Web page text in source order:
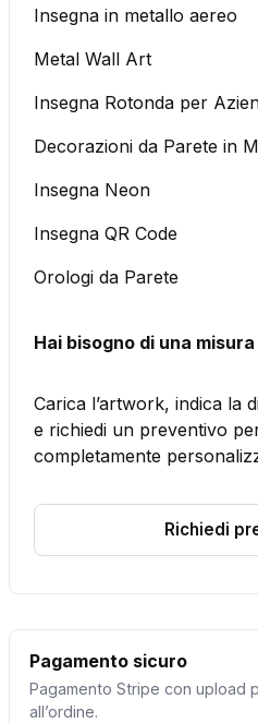
Insegna in metallo aereo
Metal Wall Art
Insegna Rotonda per
Decorazioni da Parete in
Insegna Neon
Insegna QR Code
Orologi da Parete
Hai bisogno di una
Carica l’artwork, indica la
e richiedi un preventivo
completamente
Richiedi
Pagamento sicuro
Pagamento Stripe con upload
all’ordine.